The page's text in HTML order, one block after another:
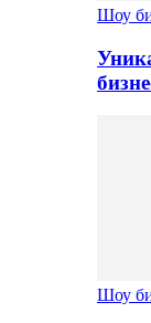
Шоу
Шоу